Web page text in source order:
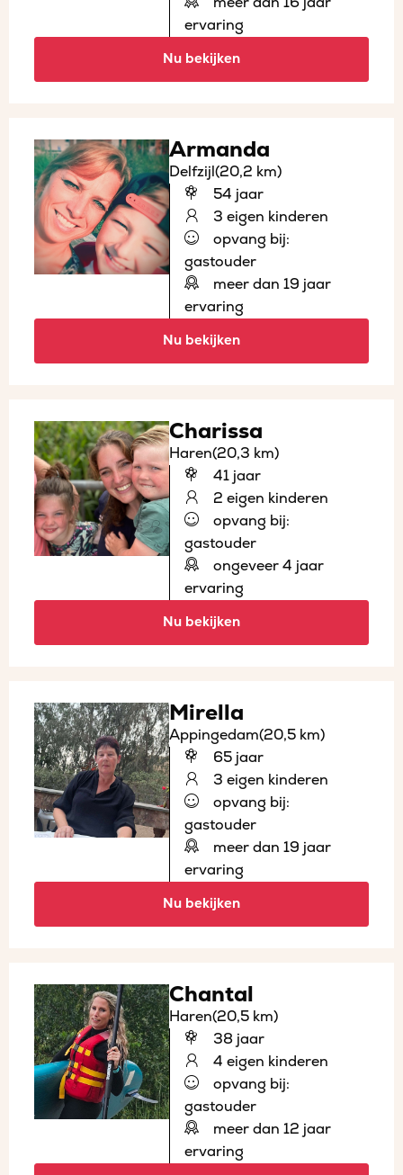
ervaring
Nu bekijken
Armanda
Delfzijl(20,2 km)
54 jaar
3 eigen kinderen
opvang bij:
gastouder
meer dan 19 jaar
ervaring
Nu bekijken
Charissa
Haren(20,3 km)
41 jaar
2 eigen kinderen
opvang bij:
gastouder
ongeveer 4 jaar
ervaring
Nu bekijken
Mirella
Appingedam(20,5 km)
65 jaar
3 eigen kinderen
opvang bij:
gastouder
meer dan 19 jaar
ervaring
Nu bekijken
Chantal
Haren(20,5 km)
38 jaar
4 eigen kinderen
opvang bij:
gastouder
meer dan 12 jaar
ervaring